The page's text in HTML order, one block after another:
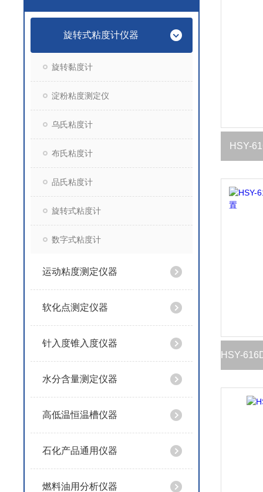
旋转式粘度计仪器
旋转黏度计
淀粉粘度测定仪
乌氏粘度计
布氏粘度计
品氏粘度计
旋转式粘度计
数字式粘度计
运动粘度测定仪器
软化点测定仪器
针入度锥入度仪器
水分含量测定仪器
高低温恒温槽仪器
石化产品通用仪器
燃料油用分析仪器
HSY-